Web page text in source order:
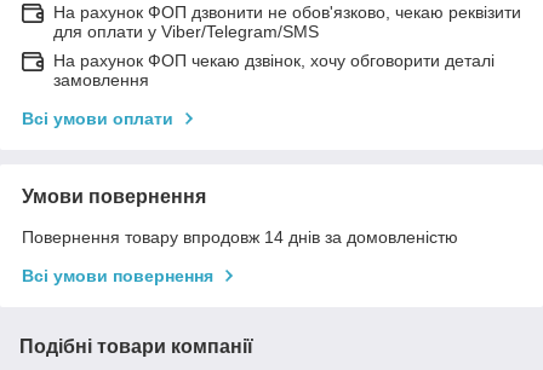
На рахунок ФОП дзвонити не обов'язково, чекаю реквізити
для оплати у Viber/Telegram/SMS
На рахунок ФОП чекаю дзвінок, хочу обговорити деталі
замовлення
Всі умови оплати
Умови повернення
Повернення товару впродовж 14 днів за домовленістю
Всі умови повернення
Подібні товари компанії